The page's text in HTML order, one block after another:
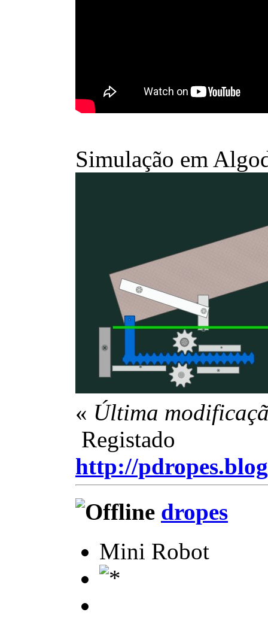
Simulação em
« Última
Registado
http://
dropes
Mini Robot